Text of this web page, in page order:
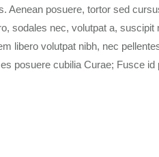
Aenean posuere, tortor sed
sodales nec, volutpat a, suscipit
libero volutpat nibh, nec
posuere cubilia Curae; Fusce